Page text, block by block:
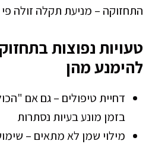
התחזוקה – מניעת תקלה זולה
טעויות נפוצות
להימנע מהן
דחיית טיפולים – גם אם
בזמן מונע בעיות נסתרות
מילוי שמן לא מתאים –